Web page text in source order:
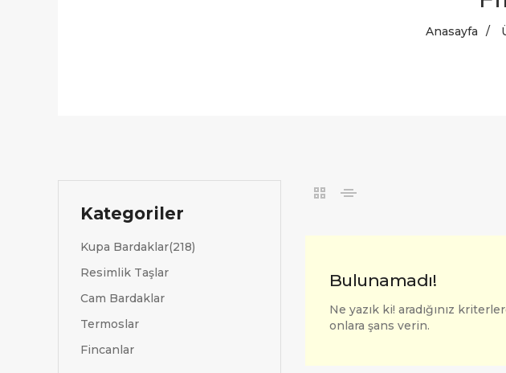
Anasayfa /
Kategoriler
Kupa Bardaklar(218)
Resimlik Taşlar
Cam Bardaklar
Termoslar
Fincanlar
Bulunamadı!
Ne yazık ki! aradığınız
onlara şans verin.